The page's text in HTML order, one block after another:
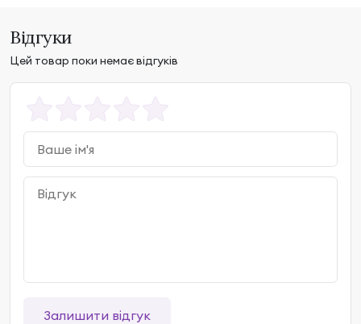
Відгуки
Цей товар поки немає відгуків
Залишити відгук